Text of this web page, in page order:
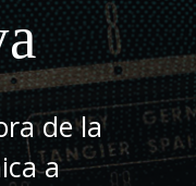
de la
a